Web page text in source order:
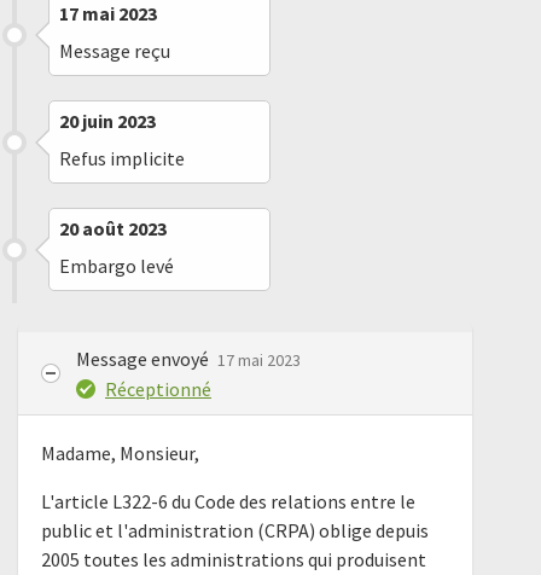
17 mai 2023
Message reçu
20 juin 2023
Refus implicite
20 août 2023
Embargo levé
Message envoyé 17 mai 2023
Réceptionné
Madame, Monsieur,
L'article L322-6 du Code des relations entre le
public et l'administration (CRPA) oblige depuis
2005 toutes les administrations qui produisent